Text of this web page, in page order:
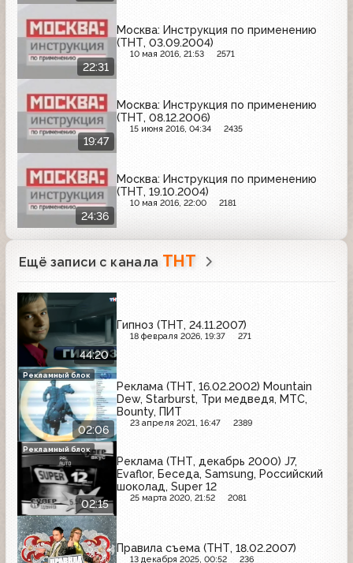
22:31
Москва: Инструкция по применению
(ТНТ, 03.09.2004)
10 мая 2016, 21:53 2571
19:47
Москва: Инструкция по применению
(ТНТ, 08.12.2006)
15 июня 2016, 04:34 2435
24:36
Москва: Инструкция по применению
(ТНТ, 19.10.2004)
10 мая 2016, 22:00 2181
Ещё записи с канала ТНТ
44:20
Гипноз (ТНТ, 24.11.2007)
18 февраля 2026, 19:37 271
02:06
Реклама (ТНТ, 16.02.2002) Mountain
Dew, Starburst, Три медведя, МТС,
Bounty, ПИТ
23 апреля 2021, 16:47 2389
Рекламный блок
02:15
Реклама (ТНТ, декабрь 2000) J7,
Evaflor, Беседа, Samsung, Российский
шоколад, Super 12
25 марта 2020, 21:52 2081
Рекламный блок
Правила съема (ТНТ, 18.02.2007)
13 декабря 2025, 00:52 236